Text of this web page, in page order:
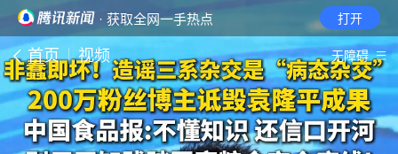
· 获取全网一手热点 打开
首页 视频 无障碍